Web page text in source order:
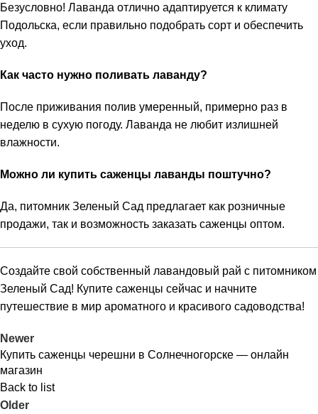
Безусловно! Лаванда отлично адаптируется к климату
Подольска, если правильно подобрать сорт и обеспечить
уход.
Как часто нужно поливать лаванду?
После приживания полив умеренный, примерно раз в
неделю в сухую погоду. Лаванда не любит излишней
влажности.
Можно ли купить саженцы лаванды поштучно?
Да, питомник Зеленый Сад предлагает как розничные
продажи, так и возможность заказать саженцы оптом.
Создайте свой собственный лавандовый рай с питомником
Зеленый Сад! Купите саженцы сейчас и начните
путешествие в мир ароматного и красивого садоводства!
Newer
Купить саженцы черешни в Солнечногорске — онлайн
магазин
Back to list
Older